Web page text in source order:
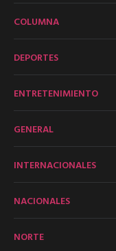
COLUMNA
DEPORTES
ENTRETENIMIENTO
GENERAL
INTERNACIONALES
NACIONALES
NORTE